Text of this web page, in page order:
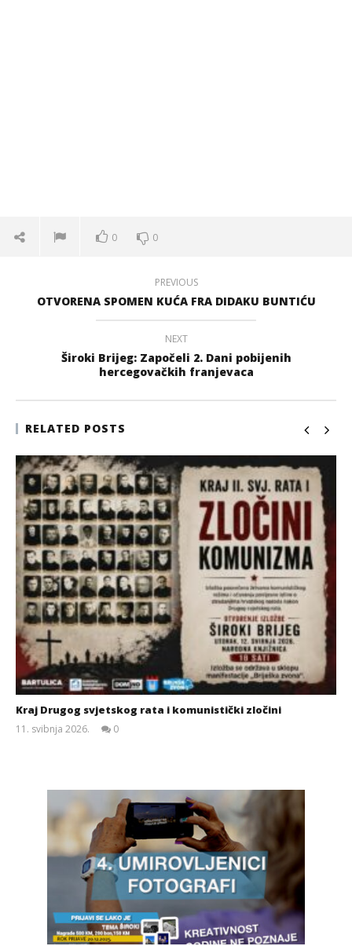
0 0
PREVIOUS
OTVORENA SPOMEN KUĆA FRA DIDAKU BUNTIĆU
NEXT
Široki Brijeg: Započeli 2. Dani pobijenih
hercegovačkih franjevaca
RELATED POSTS
Kraj Drugog svjetskog rata i komunistički zločini
11. svibnja 2026.
0